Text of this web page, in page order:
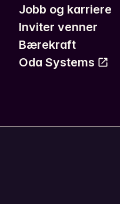
Jobb og karriere
Inviter venner
Bærekraft
Oda Systems